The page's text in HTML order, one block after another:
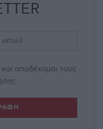
αποδέχομαι τους